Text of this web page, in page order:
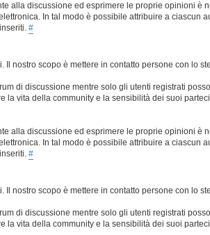
alla discussione ed esprimere le proprie opinioni è
In tal modo è possibile attribuire a ciascun
#
scopo è mettere in contatto persone con lo
di discussione mentre solo gli utenti registrati
la vita della community e la sensibilità dei suoi
alla discussione ed esprimere le proprie opinioni è
In tal modo è possibile attribuire a ciascun
#
scopo è mettere in contatto persone con lo
di discussione mentre solo gli utenti registrati
la vita della community e la sensibilità dei suoi